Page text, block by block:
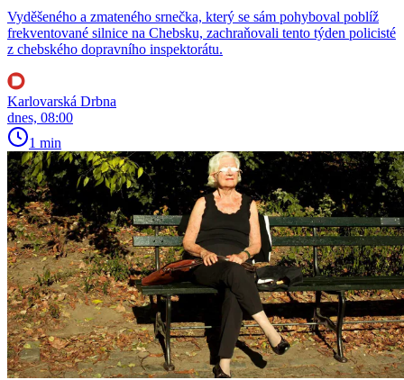
Vyděšeného a zmateného srnečka, který se sám pohyboval poblíž
frekventované silnice na Chebsku, zachraňovali tento týden policisté
z chebského dopravního inspektorátu.
Karlovarská Drbna
dnes, 08:00
1 min